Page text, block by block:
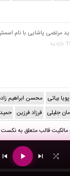
مرتضی پاشایی با نام
پویا بیاتی محسن ابراهیم
جلیلی فرزاد فرزین
قالب متعلق بهنکست